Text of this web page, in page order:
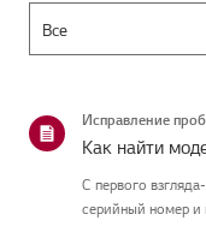
Исправление
Как найти
С первого
серийный номер и